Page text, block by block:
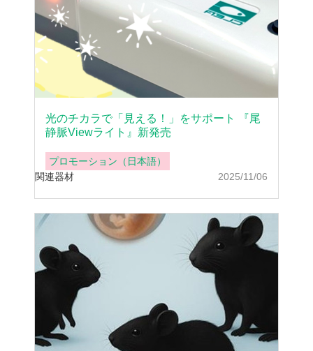
2025/11/06
光のチカラで「見える！」をサポート 『尾
静脈Viewライト』新発売
プロモーション（日本語）
関連器材